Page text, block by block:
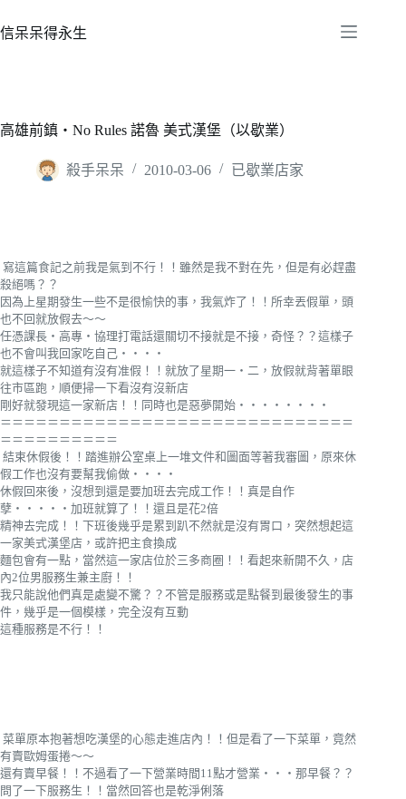
至
容
信呆呆得永生
高雄前鎮‧No Rules 諾魯 美式漢堡（以歇業）
殺手呆呆 2010-03-06 已歇業店家
寫這篇食記之前我是氣到不行！！雖然是我不對在先，但是有必趕盡
殺絕嗎？？
因為上星期發生一些不是很愉快的事，我氣炸了！！所幸丟假單，頭
也不回就放假去～～
任憑課長‧高專‧協理打電話還關切不接就是不接，奇怪？？這樣子
也不會叫我回家吃自己‧‧‧‧
就這樣子不知道有沒有准假！！就放了星期一‧二，放假就背著單眼
往市區跑，順便掃一下看沒有沒新店
剛好就發現這一家新店！！同時也是惡夢開始‧‧‧‧‧‧‧‧
＝＝＝＝＝＝＝＝＝＝＝＝＝＝＝＝＝＝＝＝＝＝＝＝＝＝＝＝＝＝
＝＝＝＝＝＝＝＝＝＝
結束休假後！！踏進辦公室桌上一堆文件和圖面等著我審圖，原來休
假工作也沒有要幫我偷做‧‧‧‧
休假回來後，沒想到還是要加班去完成工作！！真是自作
孽‧‧‧‧‧加班就算了！！還且是花2倍
精神去完成！！下班後幾乎是累到趴不然就是沒有胃口，突然想起這
一家美式漢堡店，或許把主食換成
麵包會有一點，當然這一家店位於三多商圈！！看起來新開不久，店
內2位男服務生兼主廚！！
我只能說他們真是處變不驚？？不管是服務或是點餐到最後發生的事
件，幾乎是一個模樣，完全沒有互動
這種服務是不行！！
菜單原本抱著想吃漢堡的心態走進店內！！但是看了一下菜單，竟然
有賣歐姆蛋捲～～
還有賣早餐！！不過看了一下營業時間11點才營業‧‧‧那早餐？？
問了一下服務生！！當然回答也是乾淨俐落